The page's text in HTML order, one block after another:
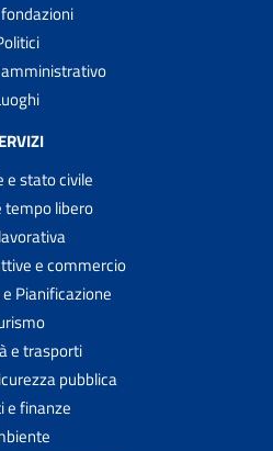
e stato civile
tempo libero
e commercio
Pianificazione
e trasporti
pubblica
e finanze